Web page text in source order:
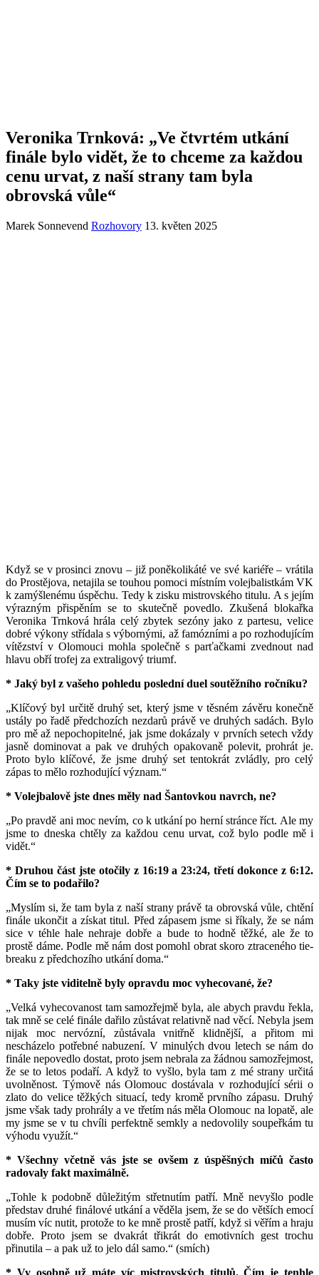
Veronika Trnková: „Ve čtvrtém utkání
finále bylo vidět, že to chceme za každou
cenu urvat, z naší strany tam byla
obrovská vůle“
Marek Sonnevend Rozhovory 13. květen 2025
Když se v prosinci znovu – již poněkolikáté ve své kariéře – vrátila
do Prostějova, netajila se touhou pomoci místním volejbalistkám VK
k zamýšlenému úspěchu. Tedy k zisku mistrovského titulu. A s jejím
výrazným přispěním se to skutečně povedlo. Zkušená blokařka
Veronika Trnková hrála celý zbytek sezóny jako z partesu, velice
dobré výkony střídala s výbornými, až famózními a po rozhodujícím
vítězství v Olomouci mohla společně s parťačkami zvednout nad
hlavu obří trofej za extraligový triumf.
* Jaký byl z vašeho pohledu poslední duel soutěžního ročníku?
„Klíčový byl určitě druhý set, který jsme v těsném závěru konečně
ustály po řadě předchozích nezdarů právě ve druhých sadách. Bylo
pro mě až nepochopitelné, jak jsme dokázaly v prvních setech vždy
jasně dominovat a pak ve druhých opakovaně polevit, prohrát je.
Proto bylo klíčové, že jsme druhý set tentokrát zvládly, pro celý
zápas to mělo rozhodující význam.“
* Volejbalově jste dnes měly nad Šantovkou navrch, ne?
„Po pravdě ani moc nevím, co k utkání po herní stránce říct. Ale my
jsme to dneska chtěly za každou cenu urvat, což bylo podle mě i
vidět.“
* Druhou část jste otočily z 16:19 a 23:24, třetí dokonce z 6:12.
Čím se to podařilo?
„Myslím si, že tam byla z naší strany právě ta obrovská vůle, chtění
finále ukončit a získat titul. Před zápasem jsme si říkaly, že se nám
sice v téhle hale nehraje dobře a bude to hodně těžké, ale že to
prostě dáme. Podle mě nám dost pomohl obrat skoro ztraceného tie-
breaku z předchozího utkání doma.“
* Taky jste viditelně byly opravdu moc vyhecované, že?
„Velká vyhecovanost tam samozřejmě byla, ale abych pravdu řekla,
tak mně se celé finále dařilo zůstávat relativně nad věcí. Nebyla jsem
nijak moc nervózní, zůstávala vnitřně klidnější, a přitom mi
nescházelo potřebné nabuzení. V minulých dvou letech se nám do
finále nepovedlo dostat, proto jsem nebrala za žádnou samozřejmost,
že se to letos podaří. A když to vyšlo, byla tam z mé strany určitá
uvolněnost. Týmově nás Olomouc dostávala v rozhodující sérii o
zlato do velice těžkých situací, tedy kromě prvního zápasu. Druhý
jsme však tady prohrály a ve třetím nás měla Olomouc na lopatě, ale
my jsme se v tu chvíli perfektně semkly a nedovolily soupeřkám tu
výhodu využít.“
* Všechny včetně vás jste se ovšem z úspěšných míčů často
radovaly fakt maximálně.
„Tohle k podobně důležitým střetnutím patří. Mně nevyšlo podle
představ druhé finálové utkání a věděla jsem, že se do větších emocí
musím víc nutit, protože to ke mně prostě patří, když si věřím a hraju
dobře. Proto jsem se dvakrát třikrát do emotivních gest trochu
přinutila – a pak už to jelo dál samo.“ (smích)
* Vy osobně už máte víc mistrovských titulů. Čím je tenhle